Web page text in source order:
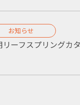
お知らせ
ーフスプリングカ